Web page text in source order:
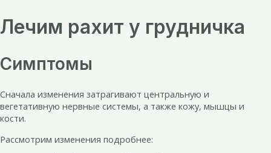
Лечим рахит у грудничка
Симптомы
Сначала изменения затрагивают центральную и
вегетативную нервные системы, а также кожу, мышцы и
кости.
Рассмотрим изменения подробнее: